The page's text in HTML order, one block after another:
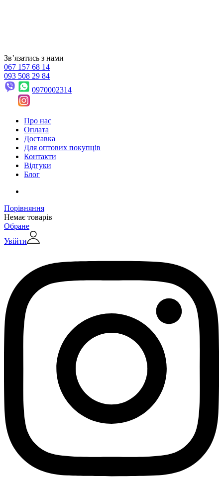
Звʼязатись з нами
067 157 68 14
093 508 29 84
0970002314
Про нас
Оплата
Доставка
Для оптових покупців
Контакти
Відгуки
Блог
Порівняння
Немає товарів
Обране
Увійти